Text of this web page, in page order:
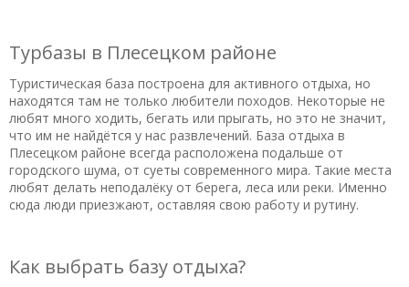
Турбазы в Плесецком районе
Туристическая база построена для активного отдыха, но
находятся там не только любители походов. Некоторые не
любят много ходить, бегать или прыгать, но это не значит,
что им не найдётся у нас развлечений. База отдыха в
Плесецком районе всегда расположена подальше от
городского шума, от суеты современного мира. Такие места
любят делать неподалёку от берега, леса или реки. Именно
сюда люди приезжают, оставляя свою работу и рутину.
Как выбрать базу отдыха?